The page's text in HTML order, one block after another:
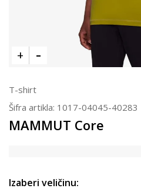
T-shirt
Šifra artikla: 1017-04045-40283
MAMMUT Core
Izaberi veličinu: